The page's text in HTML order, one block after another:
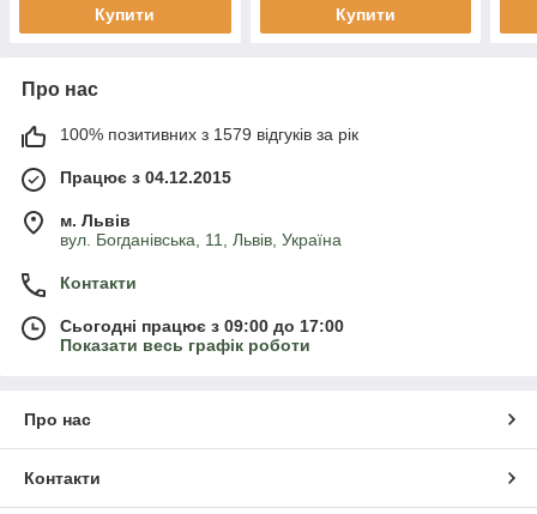
Купити Купити
Про нас
100% позитивних з 1579 відгуків за рік
Працює з 04.12.2015
м. Львів
вул. Богданівська, 11, Львів, Україна
Контакти
Сьогодні працює з 09:00 до 17:00
Показати весь графік роботи
Про нас
Контакти